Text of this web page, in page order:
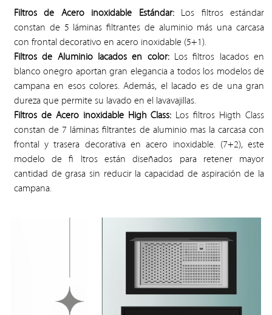
Filtros de Acero inoxidable Estándar:
Los filtros estándar
constan de 5 láminas filtrantes de aluminio más una carcasa
con frontal decorativo en acero inoxidable (5+1).
Filtros de Aluminio lacados en color:
Los filtros lacados en
blanco onegro aportan gran elegancia a todos los modelos de
campana en esos colores. Además, el lacado es de una gran
dureza que permite su lavado en el lavavajillas.
Filtros de Acero inoxidable High Class: Los filtros Higth Class
constan de 7 láminas filtrantes de aluminio mas la carcasa con
frontal y trasera decorativa en acero inoxidable. (7+2), este
modelo de fi ltros están diseñados para retener mayor
cantidad de grasa sin reducir la capacidad de aspiración de la
campana.